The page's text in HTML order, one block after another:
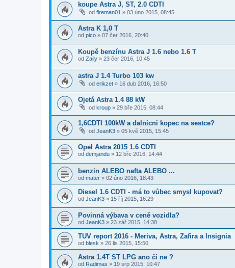
koupe Astra J, ST, 2.0 CDTI
od fireman01 » 03 úno 2015, 08:45
Astra K 1,0 T
od pico » 07 čer 2016, 20:40
Koupě benzínu Astra J 1.6 nebo 1.6 T
od Zaily » 23 čer 2016, 10:45
astra J 1.4 Turbo 103 kw
od erikzet » 16 dub 2016, 16:50
Ojetá Astra 1.4 88 kW
od kroup » 29 bře 2015, 08:44
1,6CDTI 100kW a dalnicni kopec na sestce?
od JeanK3 » 05 kvě 2015, 15:45
Opel Astra 2015 1.6 CDTI
od demjandu » 12 bře 2016, 14:44
benzin ALEBO nafta ALEBO ...
od mater » 02 úno 2016, 18:43
Diesel 1.6 CDTI - má to vůbec smysl kupovat?
od JeanK3 » 15 říj 2015, 16:29
Povinná výbava v ceně vozidla?
od JeanK3 » 23 zář 2015, 14:38
TUV report 2016 - Meriva, Astra, Zafira a Insignia
od blesk » 26 lis 2015, 15:50
Astra 1.4T ST LPG ano či ne ?
od Radimas » 19 srp 2015, 10:47